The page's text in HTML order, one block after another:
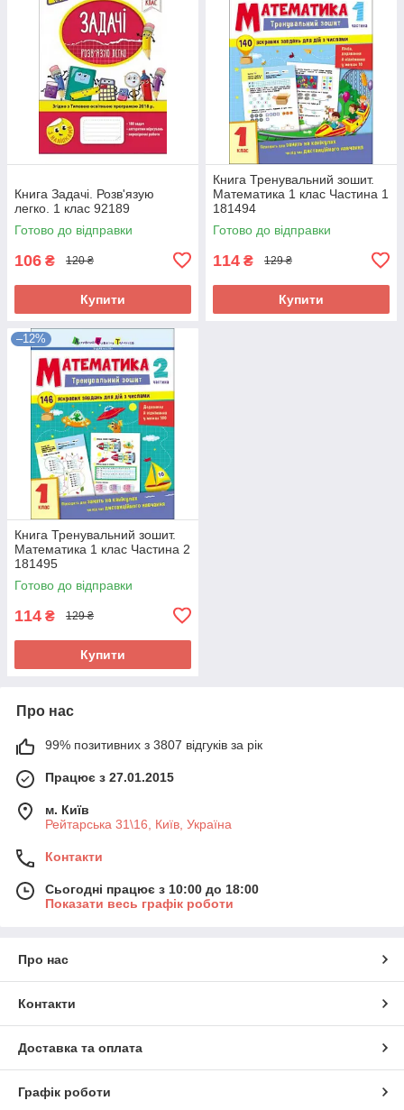
Книга Задачі. Розв'язую
легко. 1 клас 92189
Готово до відправки
106 ₴ 120 ₴
Купити
Книга Тренувальний зошит.
Математика 1 клас Частина 1
181494
Готово до відправки
114 ₴ 129 ₴
Купити
–12%
Книга Тренувальний зошит.
Математика 1 клас Частина 2
181495
Готово до відправки
114 ₴ 129 ₴
Купити
Про нас
99% позитивних з 3807 відгуків за рік
Працює з 27.01.2015
м. Київ
Рейтарська 31\16, Київ, Україна
Контакти
Сьогодні працює з 10:00 до 18:00
Показати весь графік роботи
Про нас
Контакти
Доставка та оплата
Графік роботи